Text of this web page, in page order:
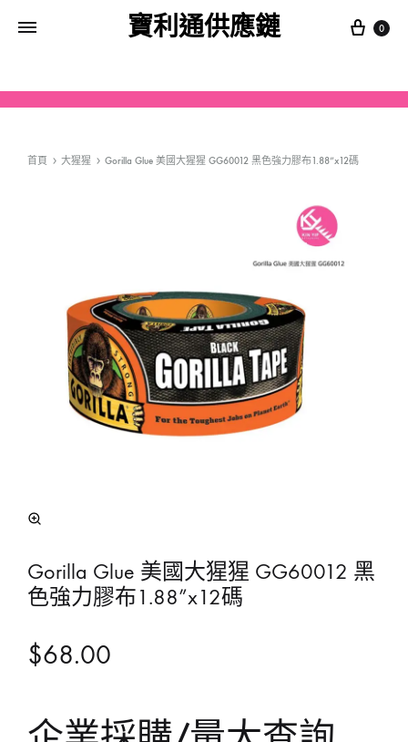
寶利通供應鏈 0
首頁 大猩猩 Gorilla Glue 美國大猩猩 GG60012 黑色強力膠布1.88”x12碼
Gorilla Glue 美國大猩猩 GG60012 黑
色強力膠布1.88”x12碼
$68.00